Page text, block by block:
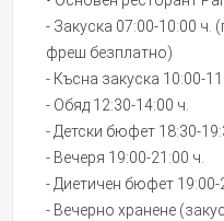
- Закуска 07:00-10:00 ч.
фреш безплатно)
- Късна закуска 10:00-
- Обяд 12:30-14:00 ч.
- Детски бюфет 18:30-
- Вечеря 19:00-21:00 ч.
- Диетичен бюфет 19:00-
- Вечерно хранене